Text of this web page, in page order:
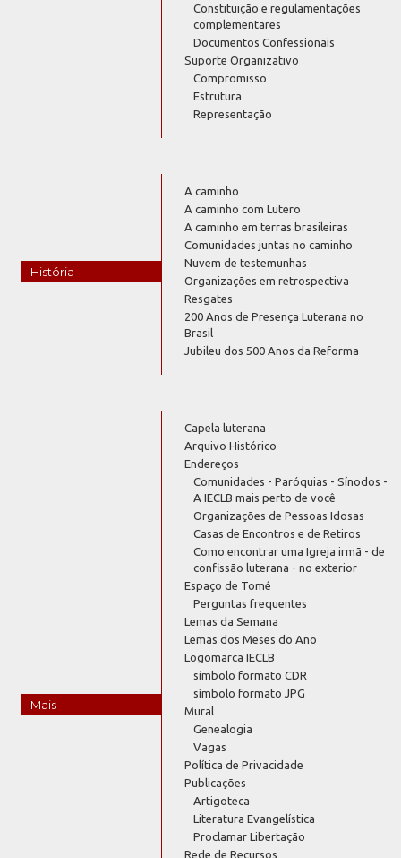
Constituição e regulamentações
complementares
Documentos Confessionais
Suporte Organizativo
Compromisso
Estrutura
Representação
História
A caminho
A caminho com Lutero
A caminho em terras brasileiras
Comunidades juntas no caminho
Nuvem de testemunhas
Organizações em retrospectiva
Resgates
200 Anos de Presença Luterana no
Brasil
Jubileu dos 500 Anos da Reforma
Mais
Capela luterana
Arquivo Histórico
Endereços
Comunidades - Paróquias - Sínodos -
A IECLB mais perto de você
Organizações de Pessoas Idosas
Casas de Encontros e de Retiros
Como encontrar uma Igreja irmã - de
confissão luterana - no exterior
Espaço de Tomé
Perguntas frequentes
Lemas da Semana
Lemas dos Meses do Ano
Logomarca IECLB
símbolo formato CDR
símbolo formato JPG
Mural
Genealogia
Vagas
Política de Privacidade
Publicações
Artigoteca
Literatura Evangelística
Proclamar Libertação
Rede de Recursos